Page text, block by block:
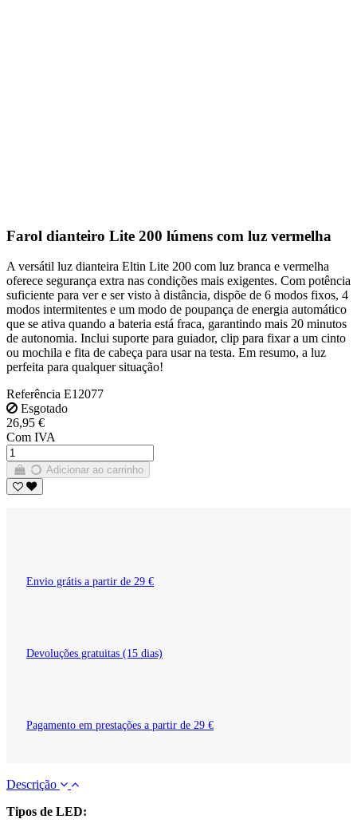
Farol dianteiro Lite 200 lúmens com luz vermelha
A versátil luz dianteira Eltin Lite 200 com luz branca e vermelha
oferece segurança extra nas condições mais exigentes. Com potência
suficiente para ver e ser visto à distância, dispõe de 6 modos fixos, 4
modos intermitentes e um modo de poupança de energia automático
que se ativa quando a bateria está fraca, garantindo mais 20 minutos
de autonomia. Inclui suporte para guiador, clip para fixar a um cinto
ou mochila e fita de cabeça para usar na testa. Em resumo, a luz
perfeita para qualquer situação!
Referência E12077
Esgotado
26,95 €
Com IVA
Adicionar ao carrinho
Envio grátis a partir de 29 €
Devoluções gratuitas (15 dias)
Pagamento em prestações a partir de 29 €
Descrição
Tipos de LED: